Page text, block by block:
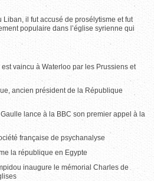
il fut accusé de prosélytisme et fut
populaire dans l’église syrienne qui
vaincu à Waterloo par les Prussiens et
ancien président de la République
lance à la BBC son premier appel à la
française de psychanalyse
la république en Egypte
inaugure le mémorial Charles de